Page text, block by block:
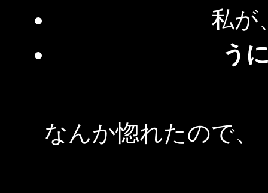
私が
う
なんか惚れたので